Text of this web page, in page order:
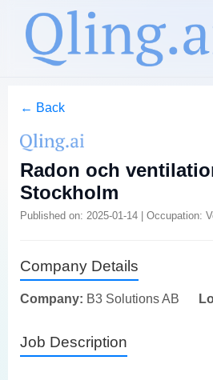
← Back
Radon och
Stockholm
Published on: 2025-01-14 | Occupation:
Company Details
Company: B3 Solutions AB
Job Description